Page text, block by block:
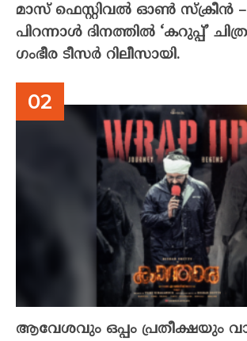
മാസ് ഫെസ്റ്റിവൽ ഓൺ സ്‌ക്രീൻ
പിറന്നാൾ ദിനത്തിൽ ‘കറുപ്പ്’
ഗംഭീര ടീസർ റിലീസായി.
ആവേശവും ഒപ്പം പ്രതീക്ഷയും